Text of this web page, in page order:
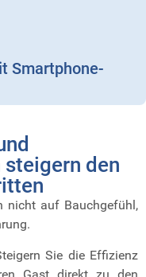
Smartphone-
steigern den
nicht auf Bauchgefühl,
Sie die Effizienz
Gast direkt zu den